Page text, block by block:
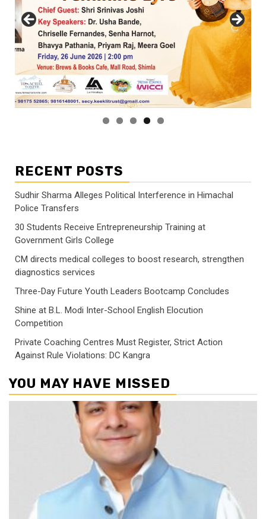
RECENT POSTS
Sudhir Sharma Alleges Political Interference in Himachal
Police Transfers
30 Students Receive Entrepreneurship Training at
Government Girls College
CM directs medical colleges to boost research, strengthen
diagnostics services
Three-Day Future Youth Leaders Bootcamp Concludes
Shine at B.L. Modi Inter-School English Elocution
Competition
Private Coaching Centres Must Register, Strict Action
Against Rule Violations: DC Kangra
YOU MAY HAVE MISSED